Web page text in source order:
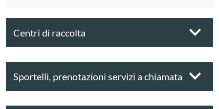
Centri di raccolta
Sportelli, prenotazioni servizi a chiamata